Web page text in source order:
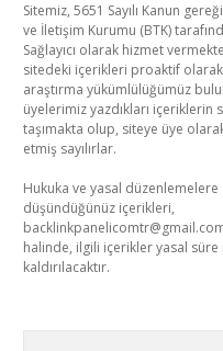
Sitemiz, 5651 Sayılı Kanun
ve İletişim Kurumu (BTK)
Sağlayıcı olarak hizmet
sitedeki içerikleri proaktif
araştırma yükümlülüğümüz
üyelerimiz yazdıkları içeriklerin
taşımakta olup, siteye üye
etmiş sayılırlar.
Hukuka ve yasal düzenlemelere
düşündüğünüz içerikleri,
halinde, ilgili içerikler yasal
kaldırılacaktır.